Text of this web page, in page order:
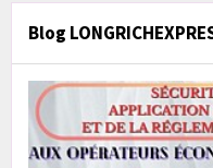
Blog